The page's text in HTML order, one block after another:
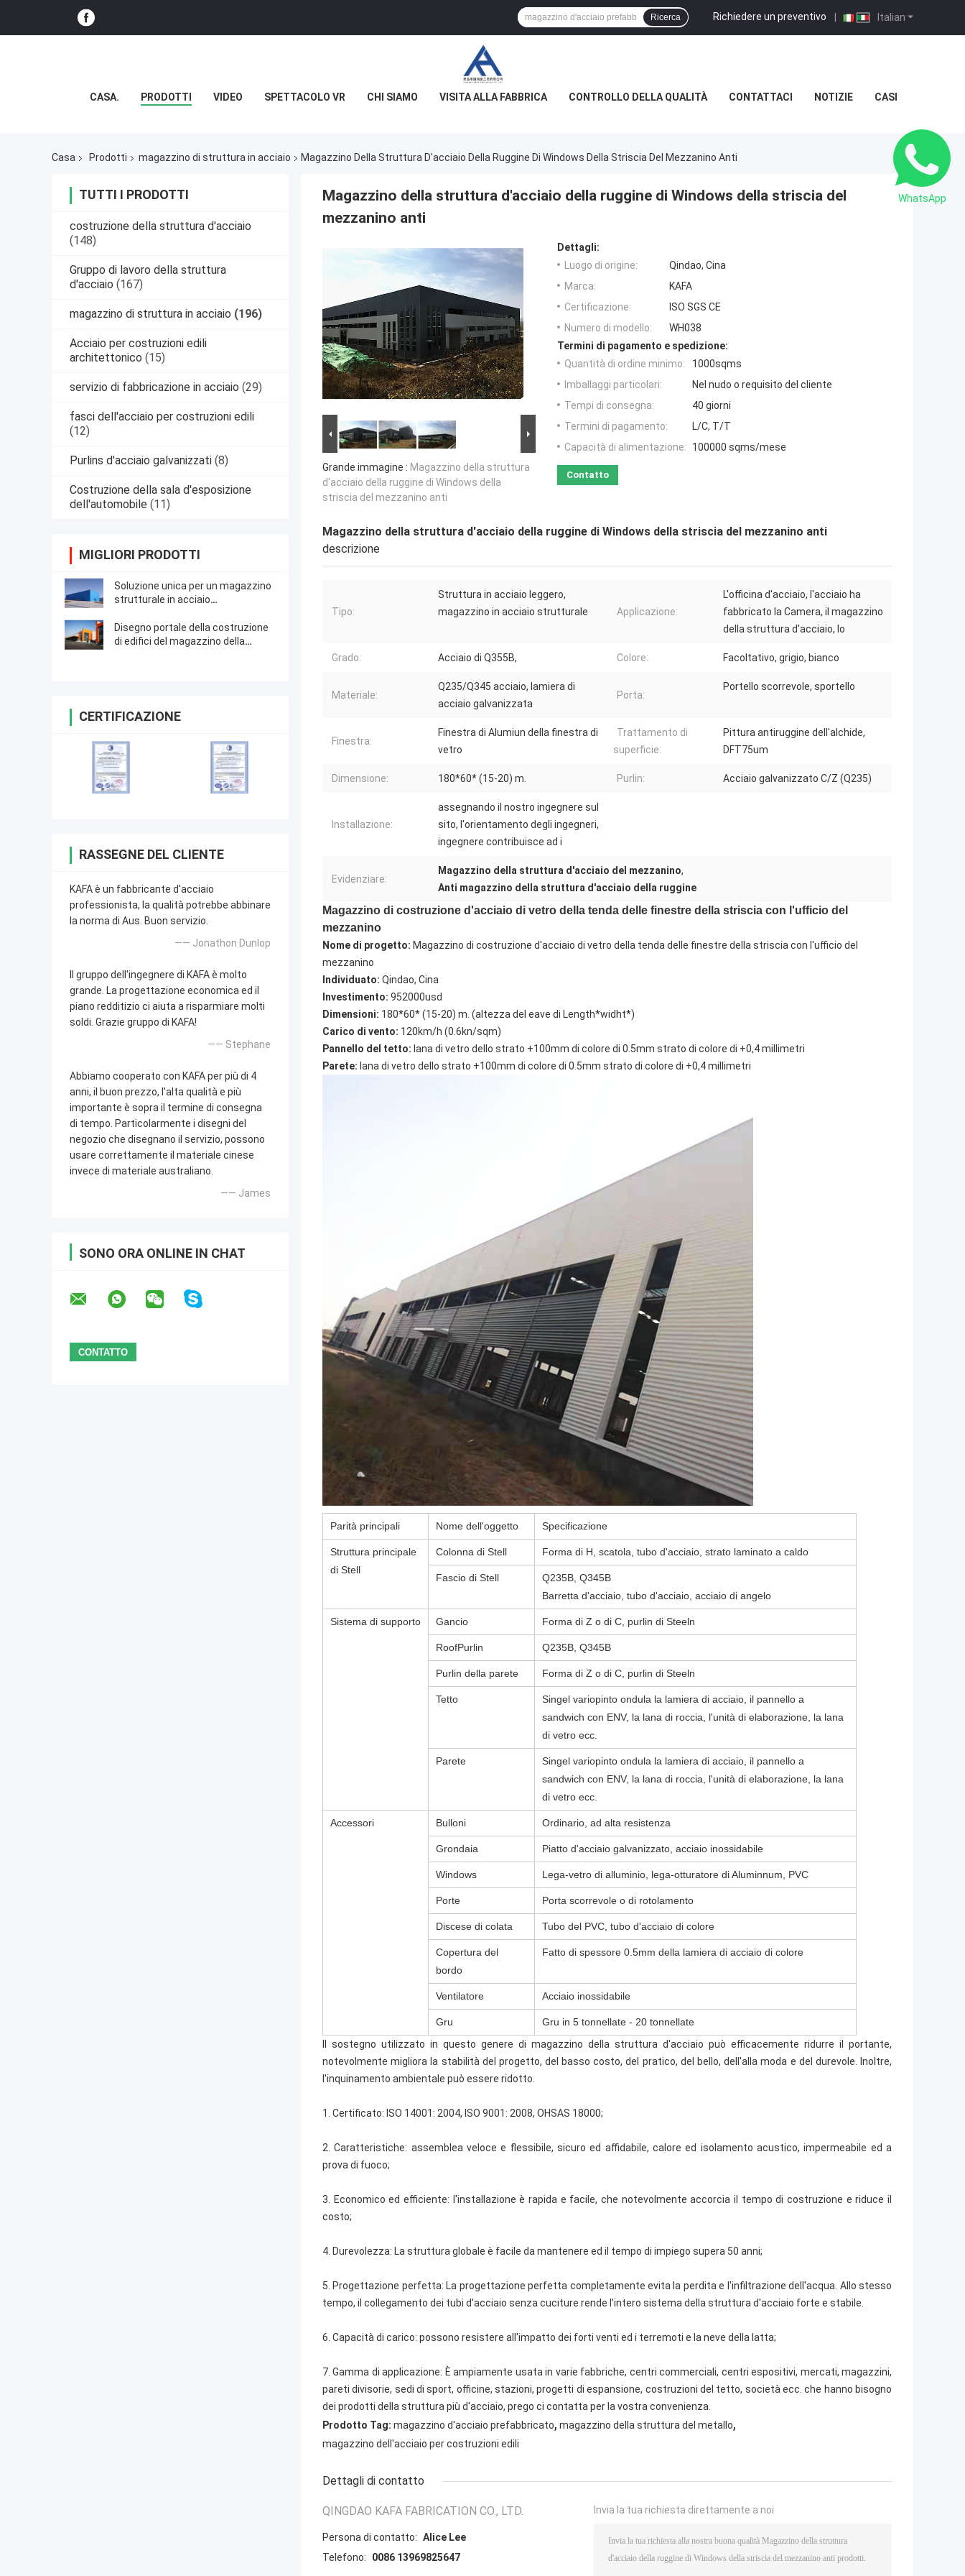
Italian
Richiedere un preventivo |
Ricerca
CASA. PRODOTTI VIDEO SPETTACOLO VR CHI SIAMO VISITA ALLA FABBRICA CONTROLLO DELLA QUALITÀ CONTATTACI NOTIZIE CASI
Casa Prodotti magazzino di struttura in acciaio Magazzino Della Struttura D'acciaio Della Ruggine Di Windows Della Striscia Del Mezzanino Anti
TUTTI I PRODOTTI
costruzione della struttura d'acciaio
(148)
Gruppo di lavoro della struttura
d'acciaio (167)
magazzino di struttura in acciaio (196)
Acciaio per costruzioni edili
architettonico (15)
servizio di fabbricazione in acciaio (29)
fasci dell'acciaio per costruzioni edili
(12)
Purlins d'acciaio galvanizzati (8)
Costruzione della sala d'esposizione
dell'automobile (11)
MIGLIORI PRODOTTI
Soluzione unica per un magazzino
strutturale in acciaio
Disegno portale della costruzione
di edifici del magazzino della
CERTIFICAZIONE
RASSEGNE DEL CLIENTE
KAFA è un fabbricante d'acciaio
professionista, la qualità potrebbe abbinare
la norma di Aus. Buon servizio.
—— Jonathon Dunlop
Il gruppo dell'ingegnere di KAFA è molto
grande. La progettazione economica ed il
piano redditizio ci aiuta a risparmiare molti
soldi. Grazie gruppo di KAFA!
—— Stephane
Abbiamo cooperato con KAFA per più di 4
anni, il buon prezzo, l'alta qualità e più
importante è sopra il termine di consegna
di tempo. Particolarmente i disegni del
negozio che disegnano il servizio, possono
usare correttamente il materiale cinese
invece di materiale australiano.
—— James
SONO ORA ONLINE IN CHAT
Magazzino della struttura d'acciaio della ruggine di Windows della striscia del
mezzanino anti
Grande immagine : Magazzino della struttura
d'acciaio della ruggine di Windows della
striscia del mezzanino anti
Dettagli:
Luogo di origine:
Qindao, Cina
Marca:
KAFA
Certificazione:
ISO SGS CE
Numero di modello:
WH038
Termini di pagamento e spedizione:
Quantità di ordine minimo:
1000sqms
Imballaggi particolari:
Nel nudo o requisito del cliente
Tempi di consegna:
40 giorni
Termini di pagamento:
L/C, T/T
Capacità di alimentazione:
100000 sqms/mese
Contatto
Magazzino della struttura d'acciaio della ruggine di Windows della striscia del mezzanino anti
descrizione
Tipo:
Struttura in acciaio leggero,
magazzino in acciaio strutturale
Applicazione:
L'officina d'acciaio, l'acciaio ha
fabbricato la Camera, il magazzino
della struttura d'acciaio, lo
Grado: Acciaio di Q355B, Colore: Facoltativo, grigio, bianco
Materiale:
Q235/Q345 acciaio, lamiera di
acciaio galvanizzata
Porta:
Portello scorrevole, sportello
Finestra:
Finestra di Alumiun della finestra di
vetro
Trattamento di
superficie:
Pittura antiruggine dell'alchide,
DFT75um
Dimensione: 180*60* (15-20) m. Purlin: Acciaio galvanizzato C/Z (Q235)
Installazione:
assegnando il nostro ingegnere sul
sito, l'orientamento degli ingegneri,
ingegnere contribuisce ad i
Evidenziare:
Magazzino della struttura d'acciaio del mezzanino,
Anti magazzino della struttura d'acciaio della ruggine
Magazzino di costruzione d'acciaio di vetro della tenda delle finestre della striscia con l'ufficio del
mezzanino
Nome di progetto: Magazzino di costruzione d'acciaio di vetro della tenda delle finestre della striscia con l'ufficio del
mezzanino
Individuato: Qindao, Cina
Investimento: 952000usd
Dimensioni: 180*60* (15-20) m. (altezza del eave di Length*widht*)
Carico di vento: 120km/h (0.6kn/sqm)
Pannello del tetto: lana di vetro dello strato +100mm di colore di 0.5mm strato di colore di +0,4 millimetri
Parete: lana di vetro dello strato +100mm di colore di 0.5mm strato di colore di +0,4 millimetri
Parità principali Nome dell'oggetto Specificazione
Struttura principale
di Stell
Colonna di Stell Forma di H, scatola, tubo d'acciaio, strato laminato a caldo
Fascio di Stell
Q235B, Q345B
Barretta d'acciaio, tubo d'acciaio, acciaio di angelo
Sistema di supporto Gancio Forma di Z o di C, purlin di Steeln
RoofPurlin Q235B, Q345B
Purlin della parete Forma di Z o di C, purlin di Steeln
Tetto
Singel variopinto ondula la lamiera di acciaio, il pannello a
sandwich con ENV, la lana di roccia, l'unità di elaborazione, la lana
di vetro ecc.
Parete
Singel variopinto ondula la lamiera di acciaio, il pannello a
sandwich con ENV, la lana di roccia, l'unità di elaborazione, la lana
di vetro ecc.
Accessori Bulloni Ordinario, ad alta resistenza
Grondaia Piatto d'acciaio galvanizzato, acciaio inossidabile
Windows Lega-vetro di alluminio, lega-otturatore di Aluminnum, PVC
Porte Porta scorrevole o di rotolamento
Discese di colata Tubo del PVC, tubo d'acciaio di colore
Copertura del
bordo
Fatto di spessore 0.5mm della lamiera di acciaio di colore
Ventilatore Acciaio inossidabile
Gru
Gru in 5 tonnellate - 20 tonnellate
Il sostegno utilizzato in questo genere di magazzino della struttura d'acciaio può efficacemente ridurre il portante,
notevolmente migliora la stabilità del progetto, del basso costo, del pratico, del bello, dell'alla moda e del durevole. Inoltre,
l'inquinamento ambientale può essere ridotto.
1. Certificato: ISO 14001: 2004, ISO 9001: 2008, OHSAS 18000;
2. Caratteristiche: assemblea veloce e flessibile, sicuro ed affidabile, calore ed isolamento acustico, impermeabile ed a
prova di fuoco;
3. Economico ed efficiente: l'installazione è rapida e facile, che notevolmente accorcia il tempo di costruzione e riduce il
costo;
4. Durevolezza: La struttura globale è facile da mantenere ed il tempo di impiego supera 50 anni;
5. Progettazione perfetta: La progettazione perfetta completamente evita la perdita e l'infiltrazione dell'acqua. Allo stesso
tempo, il collegamento dei tubi d'acciaio senza cuciture rende l'intero sistema della struttura d'acciaio forte e stabile.
6. Capacità di carico: possono resistere all'impatto dei forti venti ed i terremoti e la neve della latta;
7. Gamma di applicazione: È ampiamente usata in varie fabbriche, centri commerciali, centri espositivi, mercati, magazzini,
pareti divisorie, sedi di sport, officine, stazioni, progetti di espansione, costruzioni del tetto, società ecc. che hanno bisogno
dei prodotti della struttura più d'acciaio, prego ci contatta per la vostra convenienza.
Prodotto Tag: magazzino d'acciaio prefabbricato, magazzino della struttura del metallo,
magazzino dell'acciaio per costruzioni edili
Dettagli di contatto
QINGDAO KAFA FABRICATION CO., LTD.
Persona di contatto: Alice Lee
Telefono:
0086 13969825647
Invia la tua richiesta direttamente a noi
WhatsApp